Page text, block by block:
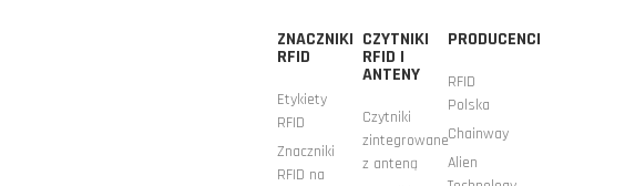
ZNACZNIKI
RFID
Etykiety
RFID
Znaczniki
RFID na
CZYTNIKI
RFID I
ANTENY
Czytniki
zintegrowane
z anteną
PRODUCENCI
RFID
Polska
Chainway
Alien